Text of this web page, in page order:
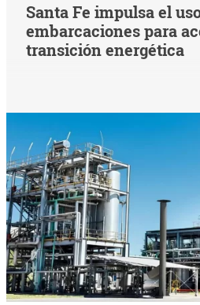
Santa Fe impulsa el
embarcaciones para
transición energética